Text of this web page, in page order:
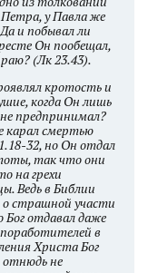
у Павла же
и побывал ли
Он пообещал,
(Лк 23.43).
кротость и
когда Он лишь
предпринимал?
карал смертью
32, но Он отдал
так что они
на грехи
Ведь в Библии
страшной участи
отдавал даже
в
Христа Бог
не